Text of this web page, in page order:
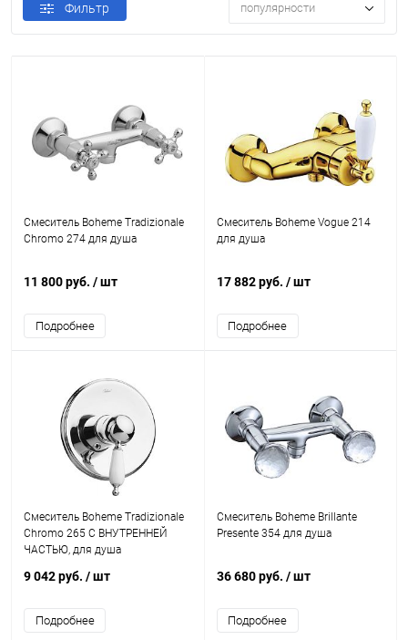
Фильтр популярности
Смеситель Boheme Tradizionale
Chromo 274 для душа
11 800 руб. / шт
Подробнее
Смеситель Boheme Vogue 214
для душа
17 882 руб. / шт
Подробнее
Смеситель Boheme Tradizionale
Chromo 265 С ВНУТРЕННЕЙ
ЧАСТЬЮ, для душа
9 042 руб. / шт
Подробнее
Смеситель Boheme Brillante
Presente 354 для душа
36 680 руб. / шт
Подробнее